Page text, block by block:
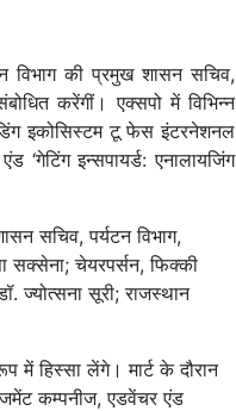
विभाग की प्रमुख शासन सचिव,
करेंगीं। एक्सपो में विभिन्न
इकोसिस्टम टू फेस इंटरनेशनल
‘गेटिंग इन्सपायर्ड: एनालायजिंग
सचिव, पर्यटन विभाग,
सक्सेना; चेयरपर्सन, फिक्की
ज्योत्सना सूरी; राजस्थान
हिस्सा लेंगे। मार्ट के दौरान
कम्पनीज, एडवेंचर एंड